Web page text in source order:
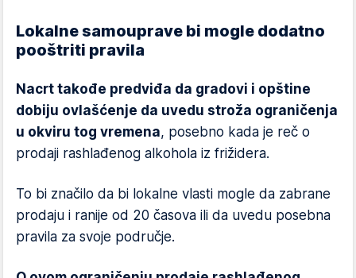
Lokalne samouprave bi mogle dodatno
pooštriti pravila
Nacrt takođe predviđa da gradovi i opštine
dobiju ovlašćenje da uvedu stroža ograničenja
u okviru tog vremena, posebno kada je reč o
prodaji rashlađenog alkohola iz frižidera.
To bi značilo da bi lokalne vlasti mogle da zabrane
prodaju i ranije od 20 časova ili da uvedu posebna
pravila za svoje područje.